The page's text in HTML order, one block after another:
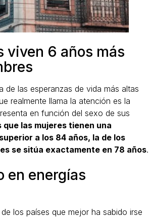
viven 6 años más
de las esperanzas de vida más altas
realmente llama la atención es la
en función del sexo de sus
que las mujeres tienen una
a los 84 años, la de los
se sitúa exactamente en 78 años.
en energías
los países que mejor ha sabido irse